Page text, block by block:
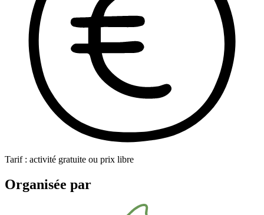
Tarif : activité gratuite ou prix libre
Organisée par